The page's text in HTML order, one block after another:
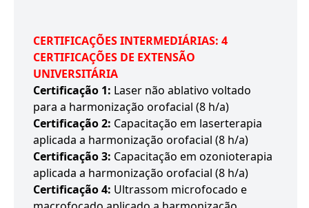
CERTIFICAÇÕES INTERMEDIÁRIAS: 4
CERTIFICAÇÕES DE EXTENSÃO
UNIVERSITÁRIA
Certificação 1: Laser não ablativo voltado
para a harmonização orofacial (8 h/a)
Certificação 2: Capacitação em laserterapia
aplicada a harmonização orofacial (8 h/a)
Certificação 3: Capacitação em ozonioterapia
aplicada a harmonização orofacial (8 h/a)
Certificação 4: Ultrassom microfocado e